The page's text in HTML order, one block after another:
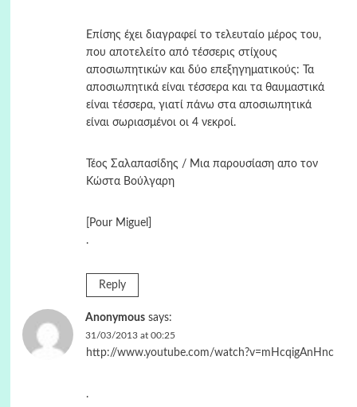
Επίσης έχει διαγραφεί το τελευταίο μέρος του,
που αποτελείτο από τέσσερις στίχους
αποσιωπητικών και δύο επεξηγηματικούς: Τα
αποσιωπητικά είναι τέσσερα και τα θαυμαστικά
είναι τέσσερα, γιατί πάνω στα αποσιωπητικά
είναι σωριασμένοι οι 4 νεκροί.
Τέος Σαλαπασίδης / Μια παρουσίαση απο τον
Κώστα Βούλγαρη
[Pour Miguel]
.
Reply
Anonymous says:
31/03/2013 at 00:25
http://www.youtube.com/watch?v=mHcqigAnHnc
.